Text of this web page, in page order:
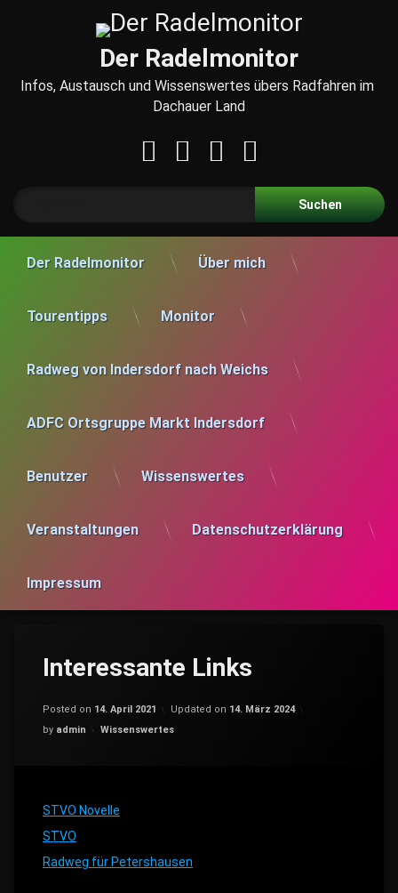
Der Radelmonitor
Infos, Austausch und Wissenswertes übers Radfahren im
Dachauer Land
FacebookLinkedIn
RSS
Der Radelmonitor Über mich
Tourentipps Monitor
Radweg von Indersdorf nach Weichs
ADFC Ortsgruppe Markt Indersdorf
Benutzer Wissenswertes
Veranstaltungen Datenschutzerklärung
Impressum
Interessante Links
Posted on 14. April 2021 Updated on 14. März 2024
by admin Categories:
Wissenswertes
STVO Novelle
STVO
Radweg für Petershausen